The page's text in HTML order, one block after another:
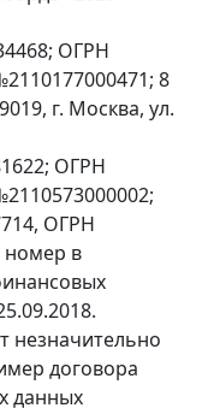
ОГРН
8
г. Москва, ул.
ОГРН
ОГРН
номер в
незначительно
договора
данных